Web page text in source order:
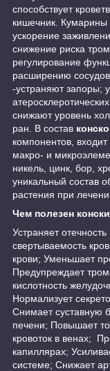
способствует
кишечник. Кумарины
ускорение
снижение риска
регулирование
расширению
-устраняют запоры;
снижают уровень
ран. В состав
компонентов,
макро- и
никель, цинк, бор,
уникальный состав
растения при
Чем полезен
Устраняет
свертываемость
крови; Уменьшает
Предупреждает
кислотность
Нормализует
Снимает суставную
печени; Повышает
кровоток в венах;
капиллярах;
системе; Снижает